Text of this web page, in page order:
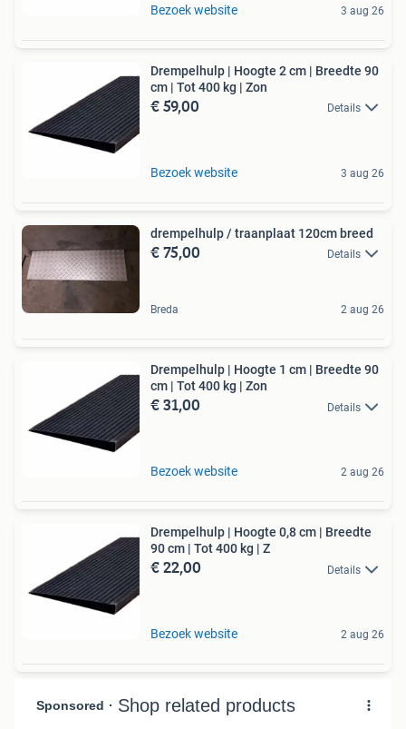
Bezoek website 3 aug 26
Drempelhulp | Hoogte 2 cm | Breedte 90
cm | Tot 400 kg | Zon
€ 59,00 Details
Bezoek website 3 aug 26
drempelhulp / traanplaat 120cm breed
€ 75,00 Details
Breda 2 aug 26
Drempelhulp | Hoogte 1 cm | Breedte 90
cm | Tot 400 kg | Zon
€ 31,00 Details
Bezoek website 2 aug 26
Drempelhulp | Hoogte 0,8 cm | Breedte
90 cm | Tot 400 kg | Z
€ 22,00 Details
Bezoek website 2 aug 26